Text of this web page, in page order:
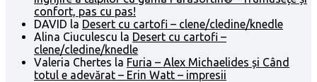
confort, pas cu pas!
DAVID la Desert cu cartofi – clene/cledine/knedle
Alina Ciuculescu la Desert cu cartofi –
clene/cledine/knedle
Valeria Chertes la Furia – Alex Michaelides și Când
totul e adevărat – Erin Watt – impresii